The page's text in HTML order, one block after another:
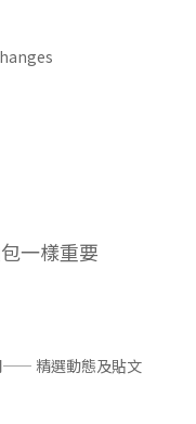
一樣重要
—— 精選動態及貼文